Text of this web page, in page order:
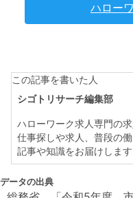
ハロー
この記事を書いた人
シゴトリサーチ編集部
ハローワーク求人専門の
仕事探しや求人、普段の
記事や知識をお届けします
データの出典